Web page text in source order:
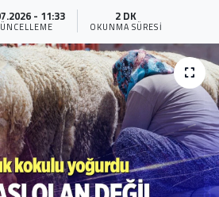
- 11:33 2 DK
OKUNMA SÜRESI